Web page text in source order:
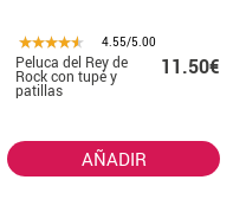
4.55/5.00
Peluca del Rey de
Rock con tupé y
patillas
11.50€
AÑADIR